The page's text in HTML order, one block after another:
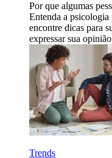
Por que algumas
Entenda a psicologia
encontre dicas para
expressar sua
Trends